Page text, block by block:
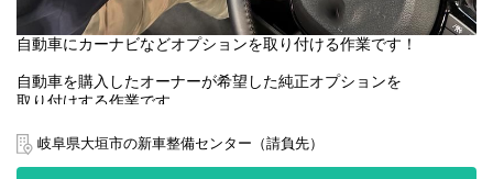
自動車にカーナビなどオプションを取り付ける作業です！
自動車を購入したオーナーが希望した純正オプションを
取り付けする作業です。
扱う製品は
・TVや音楽・道順を教えるナビゲーション
岐阜県大垣市の新車整備センター（請負先）